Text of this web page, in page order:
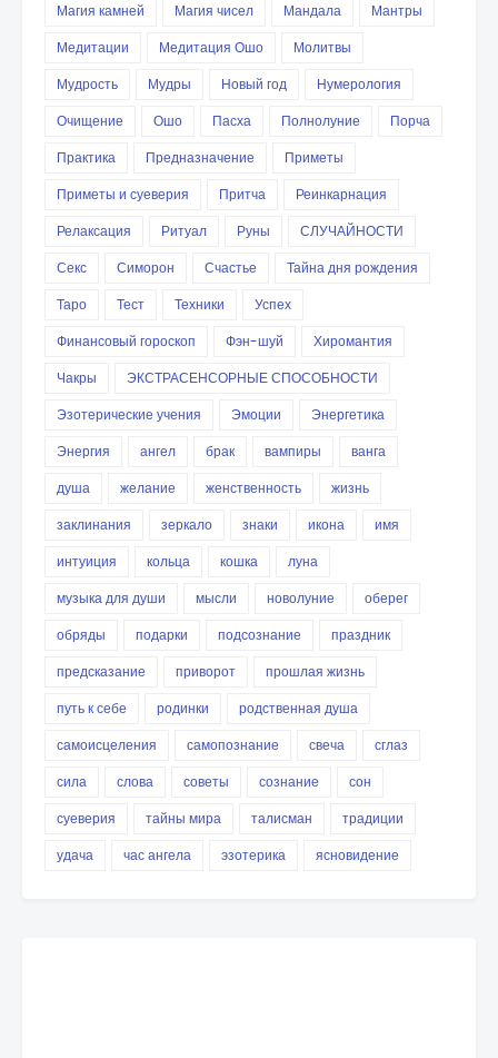
Магия камней
Магия чисел Мандала
Мантры
Медитации
Медитация Ошо
Молитвы
Мудрость
Мудры Новый год
Нумерология
Очищение
Ошо Пасха Полнолуние
Порча
Практика
Предназначение
Приметы
Приметы и суеверия
Притча
Реинкарнация
Релаксация
Ритуал Руны
СЛУЧАЙНОСТИ
Секс
Симорон Счастье
Тайна дня рождения
Таро
Тест Техники
Успех
Финансовый гороскоп
Фэн-шуй
Хиромантия
Чакры
ЭКСТРАСЕНСОРНЫЕ СПОСОБНОСТИ
Эзотерические учения
Эмоции
Энергетика
Энергия
ангел брак вампиры
ванга
душа
желание женственность
жизнь
заклинания
зеркало знаки икона
имя
интуиция
кольца кошка
луна
музыка для души
мысли новолуние
оберег
обряды
подарки подсознание
праздник
предсказание
приворот
прошлая жизнь
путь к себе
родинки
родственная душа
самоисцеления
самопознание свеча
сглаз
сила
слова советы сознание
сон
суеверия
тайны мира талисман
традиции
удача
час ангела эзотерика ясновидение